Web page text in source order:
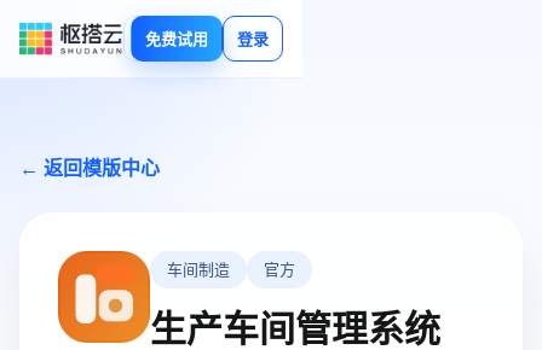
免费试用 登录
← 返回模版中心
车间制造 官方
生产车间管理系统